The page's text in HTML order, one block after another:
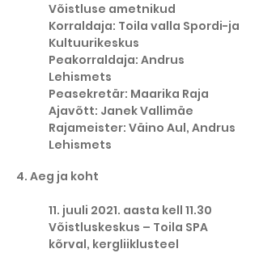
Võistluse ametnikud
Korraldaja: Toila valla Spordi-ja
Kultuurikeskus
Peakorraldaja: Andrus
Lehismets
Peasekretär: Maarika Raja
Ajavõtt: Janek Vallimäe
Rajameister: Väino Aul, Andrus
Lehismets
4. Aeg ja koht
11. juuli 2021. aasta kell 11.30
Võistluskeskus – Toila SPA
kõrval, kergliiklusteel